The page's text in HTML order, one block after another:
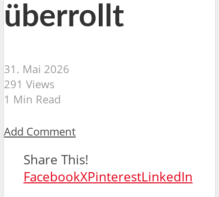
überrollt
31. Mai 2026
291 Views
1 Min Read
Add Comment
Share This!
FacebookXPinterestLinkedIn